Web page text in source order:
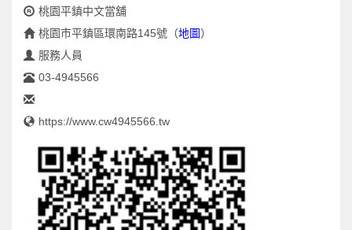
桃園平鎮中文當舖
桃園市平鎮區環南路145號 （地圖）
服務人員
03-4945566
https://www.cw4945566.tw